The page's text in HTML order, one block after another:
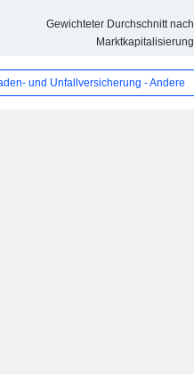
Gewichteter Durchschnitt nach
Marktkapitalisierung
und Unfallversicherung - Andere